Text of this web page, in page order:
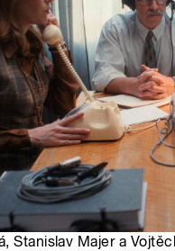
Stanislav Majer a